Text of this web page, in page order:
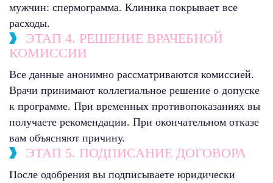
мужчин: спермограмма. Клиника покрывает все
расходы.
ЭТАП 4. РЕШЕНИЕ ВРАЧЕБНОЙ
КОМИССИИ
Все данные анонимно рассматриваются комиссией.
Врачи принимают коллегиальное решение о допуске
к программе. При временных противопоказаниях вы
получаете рекомендации. При окончательном отказе
вам объясняют причину.
ЭТАП 5. ПОДПИСАНИЕ ДОГОВОРА
После одобрения вы подписываете юридически